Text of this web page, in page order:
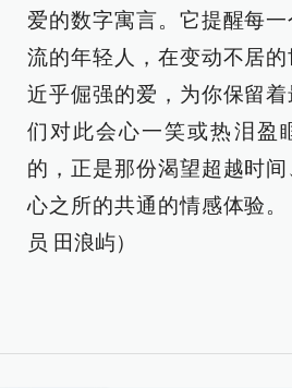
爱的数字寓言。它提醒每
流的年轻人，在变动不居
近乎倔强的爱，为你保留
们对此会心一笑或热泪盈
的，正是那份渴望超越时
心之所的共通的情感体验
员 田浪屿）